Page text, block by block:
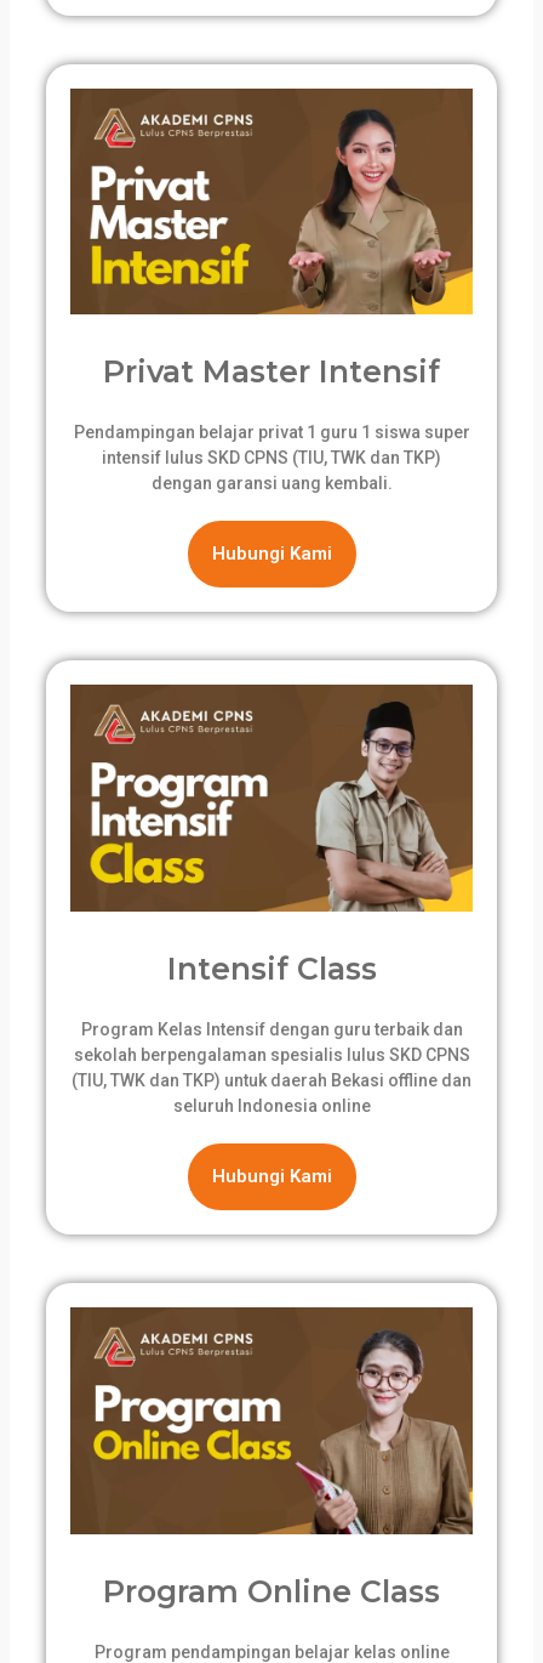
Privat Master Intensif
Pendampingan belajar privat 1 guru 1 siswa super
intensif lulus SKD CPNS (TIU, TWK dan TKP)
dengan garansi uang kembali.
Hubungi Kami
Intensif Class
Program Kelas Intensif dengan guru terbaik dan
sekolah berpengalaman spesialis lulus SKD CPNS
(TIU, TWK dan TKP) untuk daerah Bekasi offline dan
seluruh Indonesia online
Hubungi Kami
Program Online Class
Program pendampingan belajar kelas online